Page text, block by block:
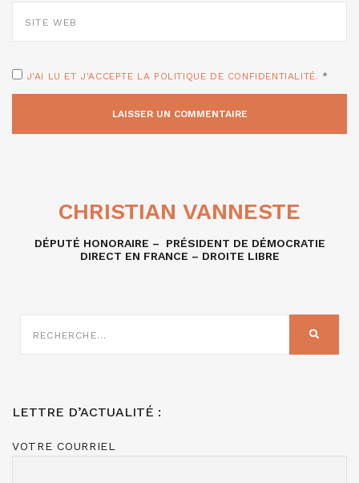
WEB
J'AI LU ET J'ACCEPTE LA POLITIQUE DE CONFIDENTIALITÉ. *
CHRISTIAN VANNESTE
DÉPUTÉ HONORAIRE – PRÉSIDENT DE DÉMOCRATIE
DIRECT EN FRANCE – DROITE LIBRE
SUR
LETTRE D’ACTUALITÉ :
VOTRE COURRIEL